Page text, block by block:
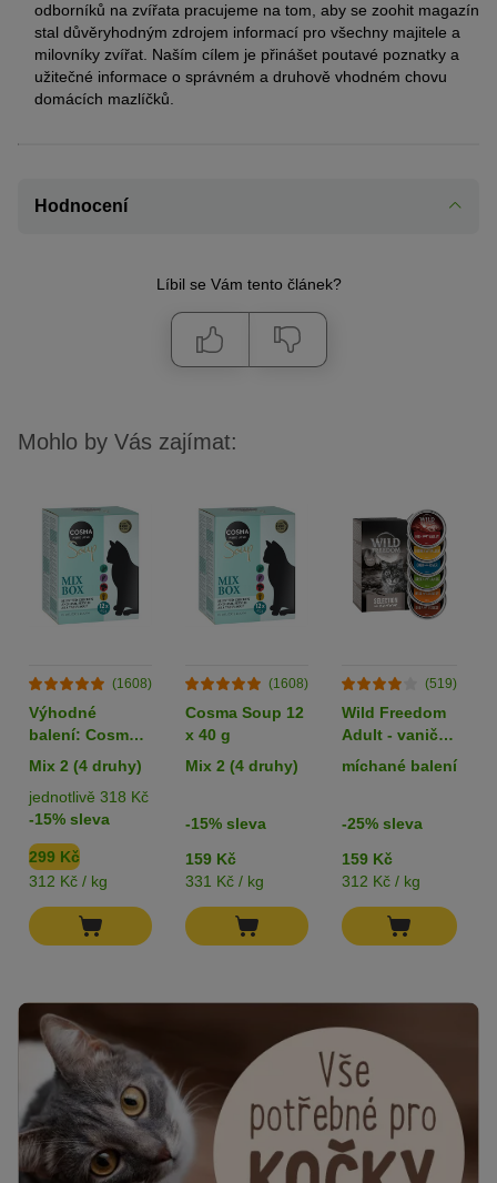
odborníků na zvířata pracujeme na tom, aby se zoohit magazín
stal důvěryhodným zdrojem informací pro všechny majitele a
milovníky zvířat. Naším cílem je přinášet poutavé poznatky a
užitečné informace o správném a druhově vhodném chovu
domácích mazlíčků.
Hodnocení
Líbil se Vám tento článek?
Mohlo by Vás zajímat:
(1608)
Výhodné
balení: Cosma
Soup 24 x 40 g
Mix 2 (4 druhy)
jednotlivě 318 Kč
-15% sleva
299 Kč
312 Kč / kg
(1608)
Cosma Soup 12
x 40 g
Mix 2 (4 druhy)
-15% sleva
159 Kč
331 Kč / kg
(519)
Wild Freedom
Adult - vaničky
6 x 85 g
míchané balení
-25% sleva
159 Kč
312 Kč / kg